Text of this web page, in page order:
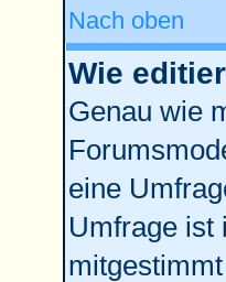
Nach oben
Wie
Genau wie
eine
Umfrage ist